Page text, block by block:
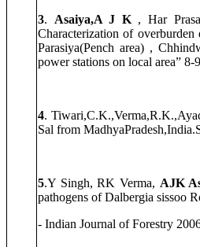
3. Asaiya,A J K, Har
Characterization of
Parasiya(Pench area) ,
power stations on local area”
4.
Sal from
5.Y Singh, RK Verma, AJK
pathogens of Dalbergia sissoo
- Indian Journal of Forestry